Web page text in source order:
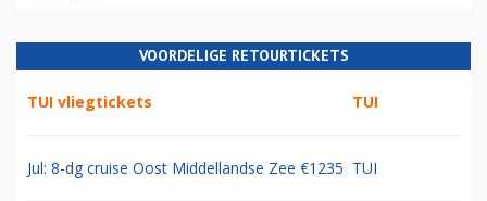
VOORDELIGE RETOURTICKETS
TUI vliegtickets TUI
Jul: 8-dg cruise Oost Middellandse Zee €1235 TUI